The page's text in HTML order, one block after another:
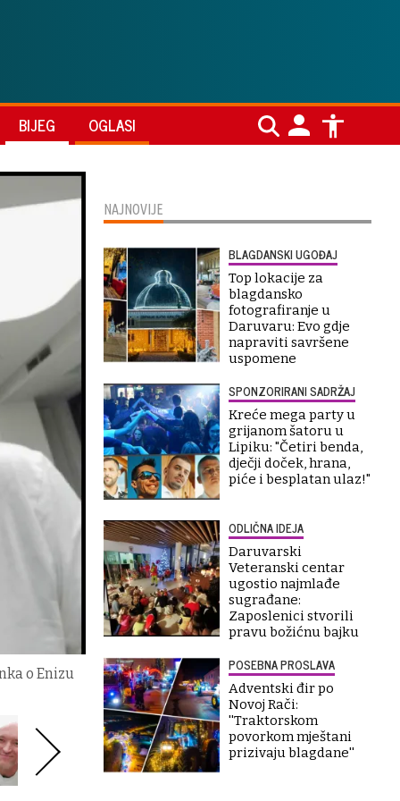
BIJEG OGLASI
o Enizu
NAJNOVIJE
BLAGDANSKI UGOĐAJ
Top lokacije za
blagdansko
fotografiranje u
Daruvaru: Evo gdje
napraviti savršene
uspomene
SPONZORIRANI SADRŽAJ
Kreće mega party u
grijanom šatoru u
Lipiku: "Četiri benda,
dječji doček, hrana,
piće i besplatan ulaz!"
ODLIČNA IDEJA
Daruvarski
Veteranski centar
ugostio najmlađe
sugrađane:
Zaposlenici stvorili
pravu božićnu bajku
POSEBNA PROSLAVA
Adventski đir po
Novoj Rači:
''Traktorskom
povorkom mještani
prizivaju blagdane''